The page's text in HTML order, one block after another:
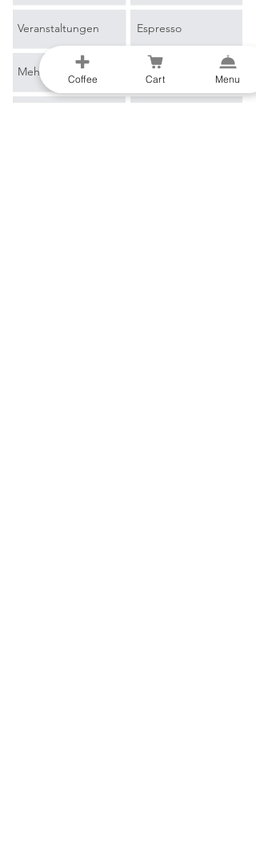
Veranstaltungen
Mehr erfahren
Espresso
Filterkaffee
Coffee Cart Menu